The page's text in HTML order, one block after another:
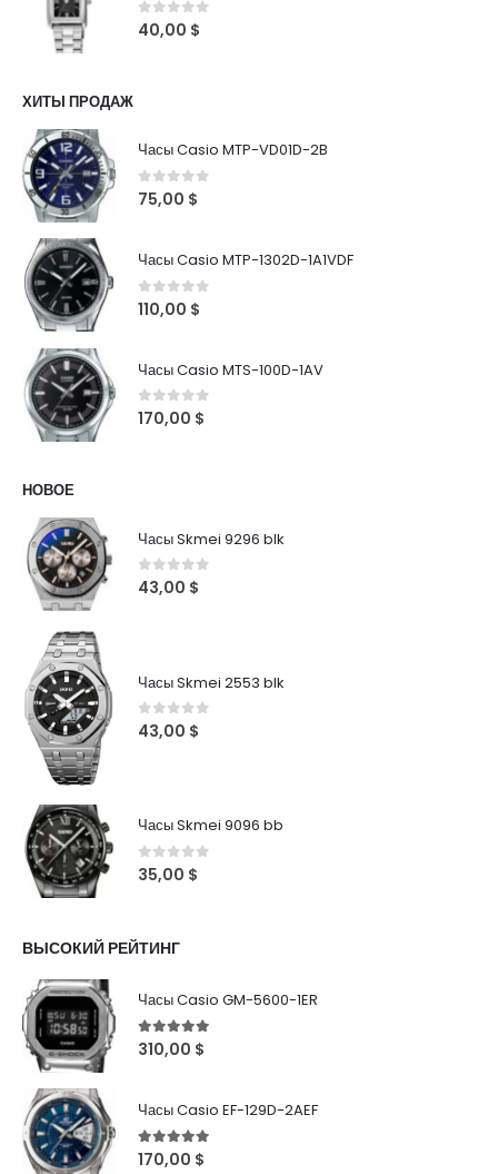
0 out of 5
40,00 $
ХИТЫ ПРОДАЖ
Часы Casio MTP-VD01D-2B
0out of 5
75,00 $
Часы Casio MTP-1302D-1A1VDF
0out of 5
110,00 $
Часы Casio MTS-100D-1AV
0out of 5
170,00 $
НОВОЕ
Часы Skmei 9296 blk
0 out of 5
43,00 $
Часы Skmei 2553 blk
0 out of 5
43,00 $
Часы Skmei 9096 bb
0out of 5
35,00 $
ВЫСОКИЙ РЕЙТИНГ
Часы Casio GM-5600-1ER
5out of 5
310,00 $
Часы Casio EF-129D-2AEF
5out of 5
170,00 $